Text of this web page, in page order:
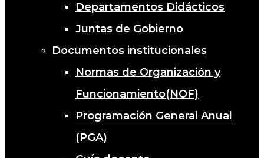
Departamentos Didácticos
Juntas de Gobierno
Documentos institucionales
Normas de Organización y
Funcionamiento(NOF)
Programación General Anual
(PGA)